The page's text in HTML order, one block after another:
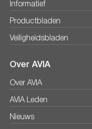
Informatief
Productbladen
Veiligheidsbladen
Over AVIA
Over AVIA
AVIA Leden
Nieuws